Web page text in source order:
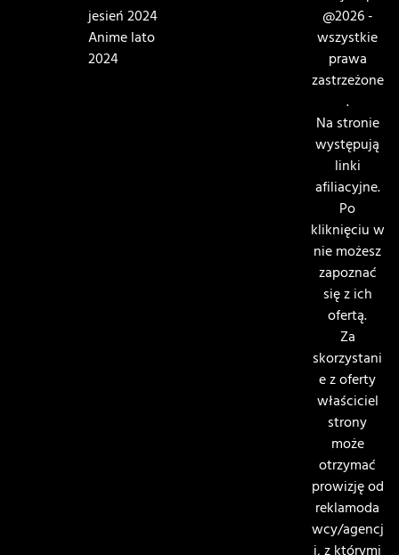
jesień 2024
Anime lato
2024
@2026 -
wszystkie
prawa
zastrzeżone
.
Na stronie
występują
linki
afiliacyjne.
Po
kliknięciu w
nie możesz
zapoznać
się z ich
ofertą.
Za
skorzystani
e z oferty
właściciel
strony
może
otrzymać
prowizję od
reklamoda
wcy/agencj